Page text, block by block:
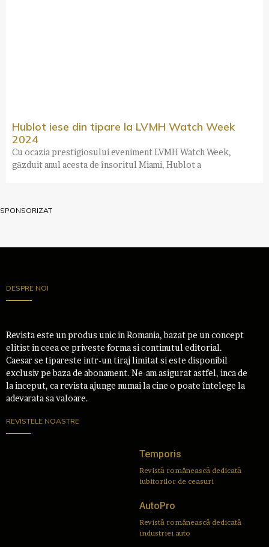
Hublot iese din tipare la LVMH Watch Week
2024
Cu ocazia prestigiosului eveniment LVMH Watch Week,
găzduit anul acesta de însoritul Miami, Hublot a
SPONSORIZAT
DESPRE NOI
Revista este un produs unic in Romania, bazat pe un concept
elitist in ceea ce priveste forma si continutul editorial.
Caesar se tipareste intr-un tiraj limitat si este disponibil
exclusiv pe baza de abonament. Ne-am asigurat astfel, inca de
la inceput, ca revista ajunge numai la cine o poate întelege la
adevarata sa valoare.
REVISTELE NOASTRE
Temporis
Revistă românească dedicată
iubitorilor de ceasuri
AutoPro
Revistă românească dedicată
industriei auto